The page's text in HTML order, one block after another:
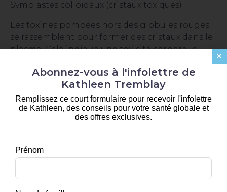
Symplastes colloïdaux (cristaux toxiques)
Les toxines pompées hors des globules rouges
se rassemblent pour former des cristaux dans le
plasma. Cela indique une toxicité corporelle
cela peut être un facteur de risque pour de
nombreuses maladies dégénératives et
inflammatoires.
×
Abonnez-vous à l'infolettre de
Kathleen Tremblay
Remplissez ce court formulaire pour recevoir l'infolettre
de Kathleen, des conseils pour votre santé globale et
des offres exclusives.
Prénom